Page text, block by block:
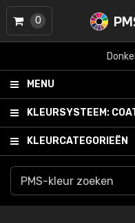
MENU
KLEURSYSTEEM:
KLEURCATEGORIEËN
0